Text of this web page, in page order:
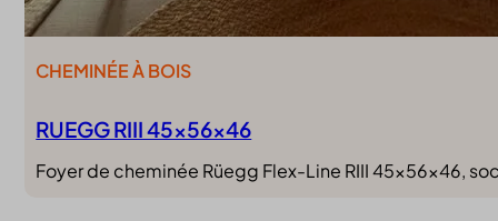
RUEGG RIII 45x56x46
CHEMINÉE À BOIS
Foyer de cheminée Rüegg Flex-Line RIII 45x56x46,